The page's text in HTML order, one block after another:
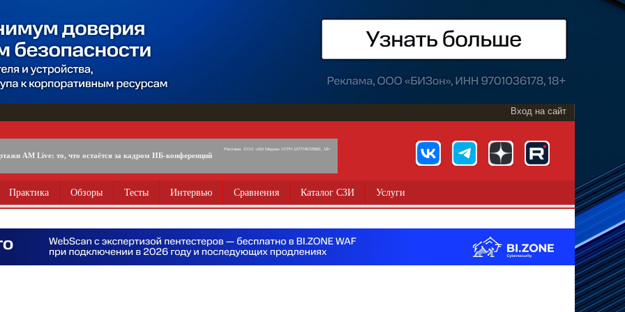
Вход на сайт
AM Live: то, что остаётся за кадром ИБ-конференций
Реклама. ООО «АМ Медиа» ОГРН 1077746725891, 18+
Практика Обзоры Тесты Интервью Сравнения Каталог СЗИ Услуги